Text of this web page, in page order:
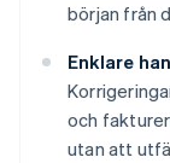
början från
Enklare
och
utan att